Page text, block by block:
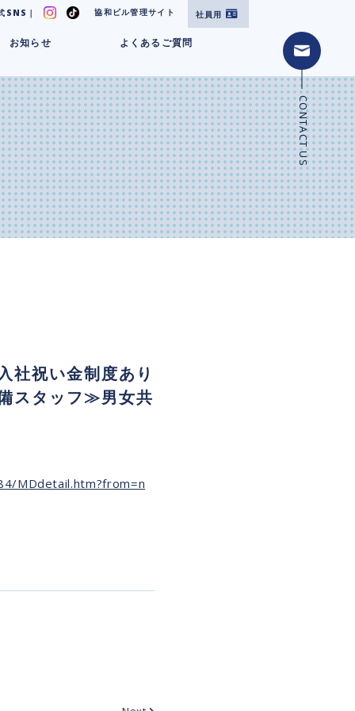
SNS｜ 協和ビル管理サイト 社員用
お知らせ よくあるご質問
祝い金制度あり
スタッフ≫男女共
MDdetail.htm?from=n